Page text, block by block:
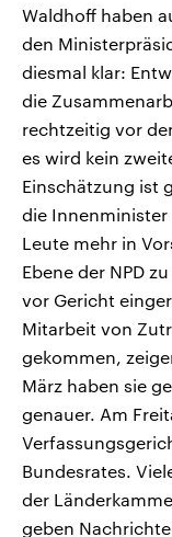
Waldhoff haben
den
diesmal klar:
die
rechtzeitig vor
es wird kein
Einschätzung ist
die
Leute mehr in
Ebene der NPD
vor Gericht
Mitarbeit von
gekommen,
März haben sie
genauer. Am
Bundesrates.
der
geben